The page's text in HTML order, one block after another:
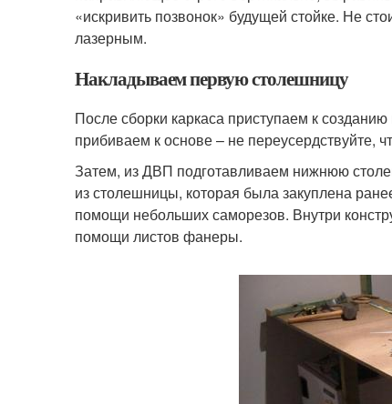
«искривить позвонок» будущей стойке. Не
лазерным.
Накладываем первую столешницу
После сборки каркаса приступаем к
прибиваем к основе – не переусердствуйте,
Затем, из ДВП подготавливаем нижнюю
из столешницы, которая была закуплена
помощи небольших саморезов. Внутри
помощи листов фанеры.